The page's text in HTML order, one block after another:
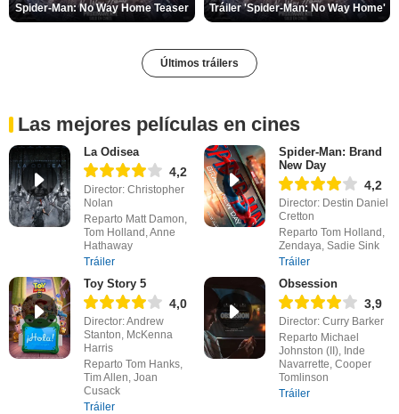
Spider-Man: No Way Home Teaser Tráiler 'Spider-Man: No Way Home'
Últimos tráilers
Las mejores películas en cines
La Odisea
4,2
Director: Christopher
Nolan
Reparto Matt Damon,
Tom Holland, Anne
Hathaway
Tráiler
Spider-Man: Brand
New Day
4,2
Director: Destin Daniel
Cretton
Reparto Tom Holland,
Zendaya, Sadie Sink
Tráiler
Toy Story 5
4,0
Director: Andrew
Stanton, McKenna
Harris
Reparto Tom Hanks,
Tim Allen, Joan
Cusack
Tráiler
Obsession
3,9
Director: Curry Barker
Reparto Michael
Johnston (II), Inde
Navarrette, Cooper
Tomlinson
Tráiler